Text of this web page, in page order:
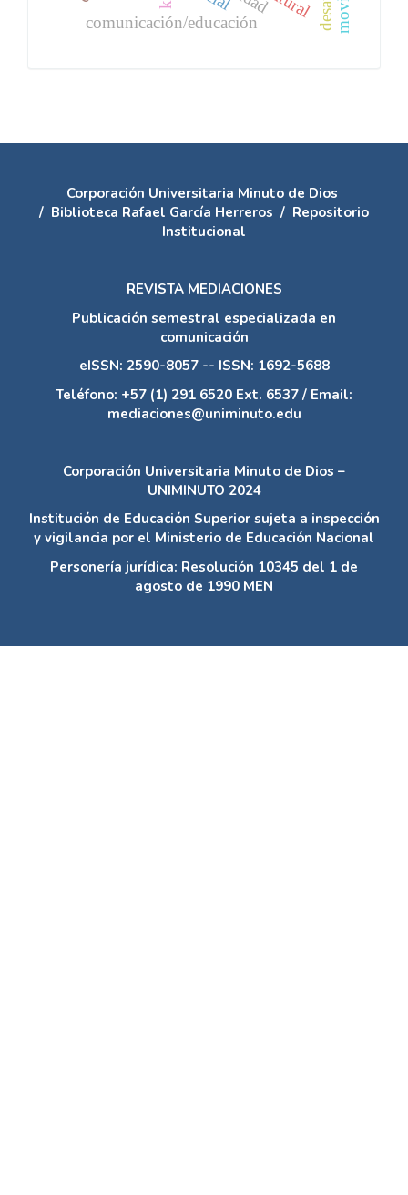
comunicación/educación
Corporación Universitaria Minuto de Dios
/ Biblioteca Rafael García Herreros / Repositorio
Institucional
REVISTA MEDIACIONES
Publicación semestral especializada en
comunicación
eISSN: 2590-8057 -- ISSN: 1692-5688
Teléfono: +57 (1) 291 6520 Ext. 6537 / Email:
mediaciones@uniminuto.edu
Corporación Universitaria Minuto de Dios –
UNIMINUTO 2024
Institución de Educación Superior sujeta a inspección
y vigilancia por el Ministerio de Educación Nacional
Personería jurídica: Resolución 10345 del 1 de
agosto de 1990 MEN